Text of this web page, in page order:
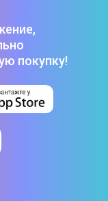
покупку!